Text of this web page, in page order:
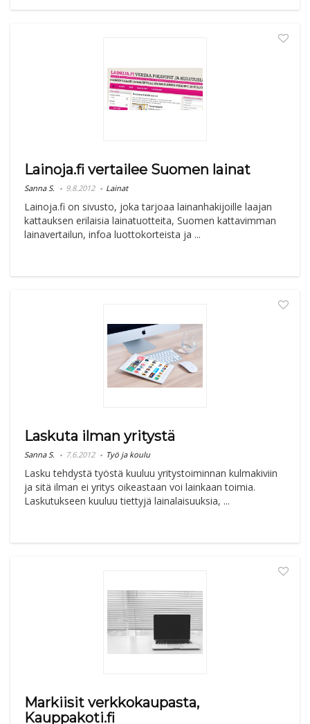
Lainoja.fi vertailee Suomen lainat
Sanna S. 9.8.2012 Lainat
Lainoja.fi on sivusto, joka tarjoaa lainanhakijoille laajan
kattauksen erilaisia lainatuotteita, Suomen kattavimman
lainavertailun, infoa luottokorteista ja ...
Laskuta ilman yritystä
Sanna S. 7.6.2012 Työ ja koulu
Lasku tehdystä työstä kuuluu yritystoiminnan kulmakiviin
ja sitä ilman ei yritys oikeastaan voi lainkaan toimia.
Laskutukseen kuuluu tiettyjä lainalaisuuksia, ...
Markiisit verkkokaupasta,
Kauppakoti.fi